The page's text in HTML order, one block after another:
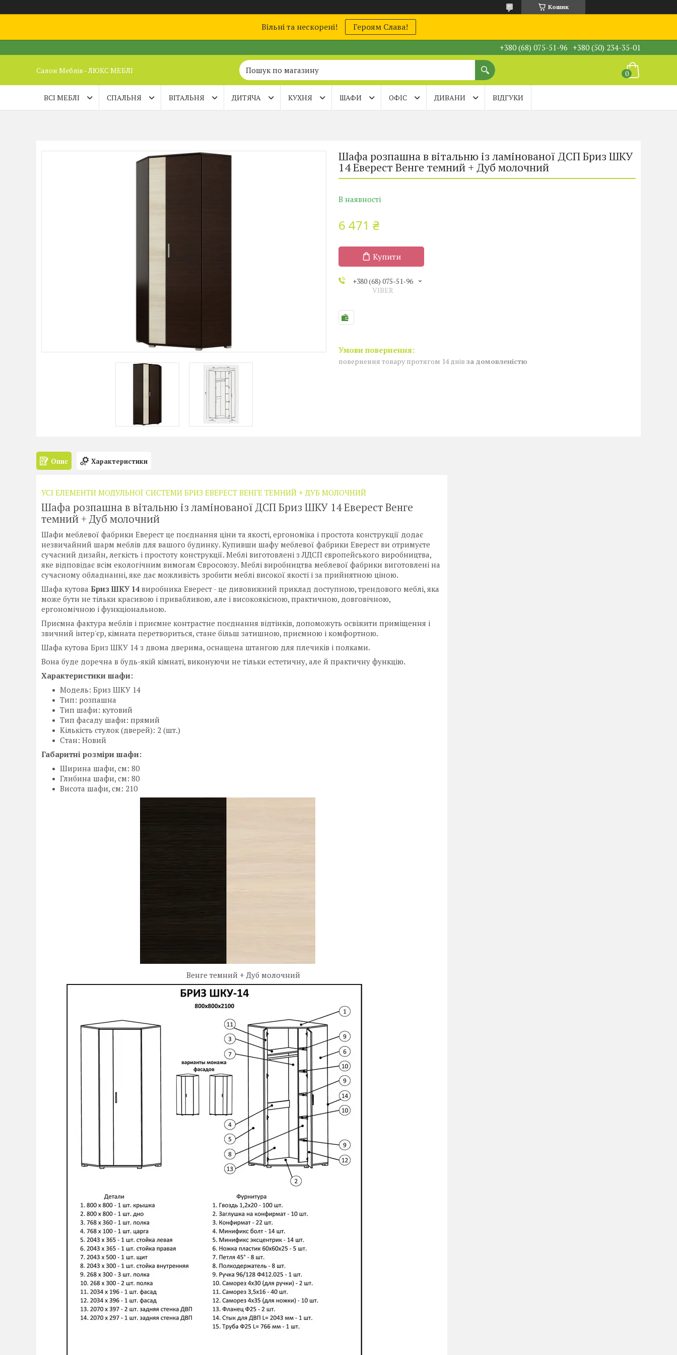
Кошик
Вільні та нескорені! Героям Слава!
+380 (68) 075-51-96 +380 (50) 234-35-01
Салон Меблів - ЛЮКС МЕБЛІ
ВСІ МЕБЛІ СПАЛЬНЯ ВІТАЛЬНЯ ДИТЯЧА КУХНЯ ШАФИ ОФІС ДИВАНИ ВІДГУКИ
Шафа розпашна в вітальню із ламінованої ДСП Бриз ШКУ
14 Еверест Венге темний + Дуб молочний
В наявності
6 471 ₴
Купити
+380 (68) 075-51-96
VIBER
повернення товару протягом 14 днів за домовленістю
Опис Характеристики
УСІ ЕЛЕМЕНТИ МОДУЛЬНОЇ СИСТЕМИ БРИЗ ЕВЕРЕСТ ВЕНГЕ ТЕМНИЙ + ДУБ МОЛОЧНИЙ
Шафа розпашна в вітальню із ламінованої ДСП Бриз ШКУ 14 Еверест Венге
темний + Дуб молочний
Шафи меблевої фабрики Еверест це поєднання ціни та якості, ергономіка і простота конструкції додає
незвичайний шарм меблів для вашого будинку. Купивши шафу меблевої фабрики Еверест ви отримуєте
сучасний дизайн, легкість і простоту конструкції. Меблі виготовлені з ЛДСП європейського виробництва,
яке відповідає всім екологічним вимогам Євросоюзу. Меблі виробництва меблевої фабрики виготовлені на
сучасному обладнанні, яке дає можливість зробити меблі високої якості і за прийнятною ціною.
Шафа кутова Бриз ШКУ 14 виробника Еверест - це дивовижний приклад доступною, трендового меблі, яка
може бути не тільки красивою і привабливою, але і високоякісною, практичною, довговічною,
ергономічною і функціональною.
Приємна фактура меблів і приємне контрастне поєднання відтінків, допоможуть освіжити приміщення і
звичний інтер'єр, кімната перетвориться, стане більш затишною, приємною і комфортною.
Шафа кутова Бриз ШКУ 14 з двома дверима, оснащена штангою для плечиків і полками.
Вона буде доречна в будь-якій кімнаті, виконуючи не тільки естетичну, але й практичну функцію.
Характеристики шафи:
Модель: Бриз ШКУ 14
Тип: розпашна
Тип шафи: кутовий
Тип фасаду шафи: прямий
Кількість стулок (дверей): 2 (шт.)
Стан: Новий
Габаритні розміри шафи:
Ширина шафи, см: 80
Глибина шафи, см: 80
Висота шафи, см: 210
Венге темний + Дуб молочний